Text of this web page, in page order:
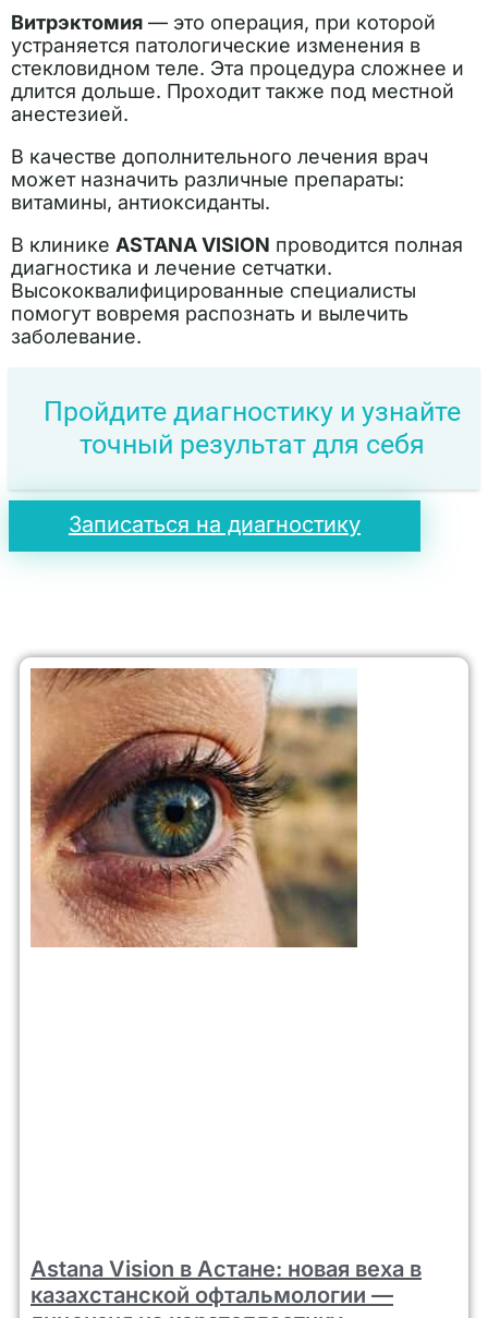
Витрэктомия — это операция, при которой
устраняется патологические изменения в
стекловидном теле. Эта процедура сложнее и
длится дольше. Проходит также под местной
анестезией.
В качестве дополнительного лечения врач
может назначить различные препараты:
витамины, антиоксиданты.
В клинике ASTANA VISION проводится полная
диагностика и лечение сетчатки.
Высококвалифицированные специалисты
помогут вовремя распознать и вылечить
заболевание.
Пройдите диагностику и узнайте
точный результат для себя
Записаться на диагностику
Astana Vision в Астане: новая веха в
казахстанской офтальмологии —